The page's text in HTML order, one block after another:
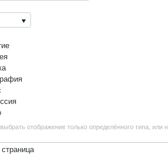
отображение только определённого типа, или
страница